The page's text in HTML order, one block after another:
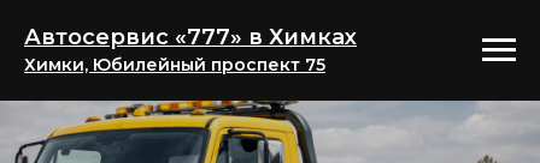
Автосервис «777» в Химках
Химки, Юбилейный проспект 75